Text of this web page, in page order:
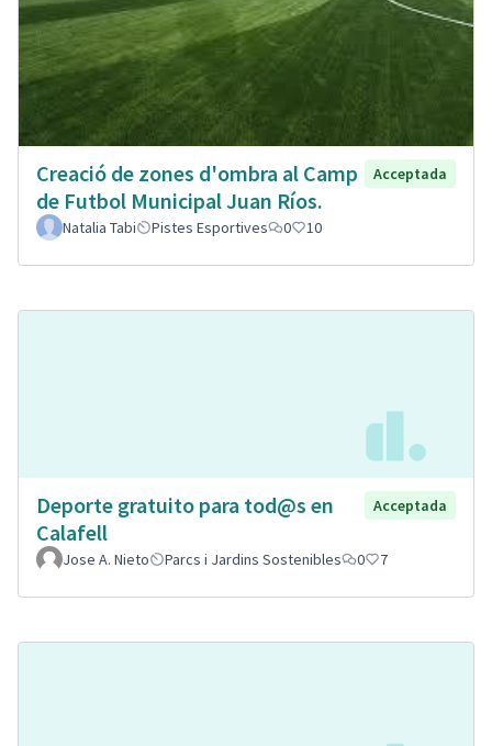
Creació de zones d'ombra al Camp
de Futbol Municipal Juan Ríos.
Acceptada
Natalia Tabi Pistes Esportives 0 10
Deporte gratuito para tod@s en
Calafell
Acceptada
Jose A. Nieto Parcs i Jardins Sostenibles 0 7